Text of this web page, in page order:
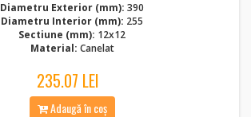
Diametru Exterior (mm): 390
Diametru Interior (mm): 255
Sectiune (mm): 12x12
Material: Canelat
235.07 LEI
Adaugă în coș